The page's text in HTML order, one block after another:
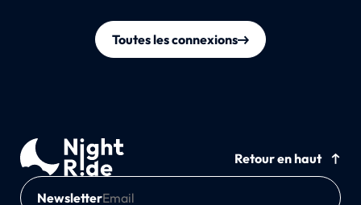
Toutes les connexions
Retour en haut
Newsletter